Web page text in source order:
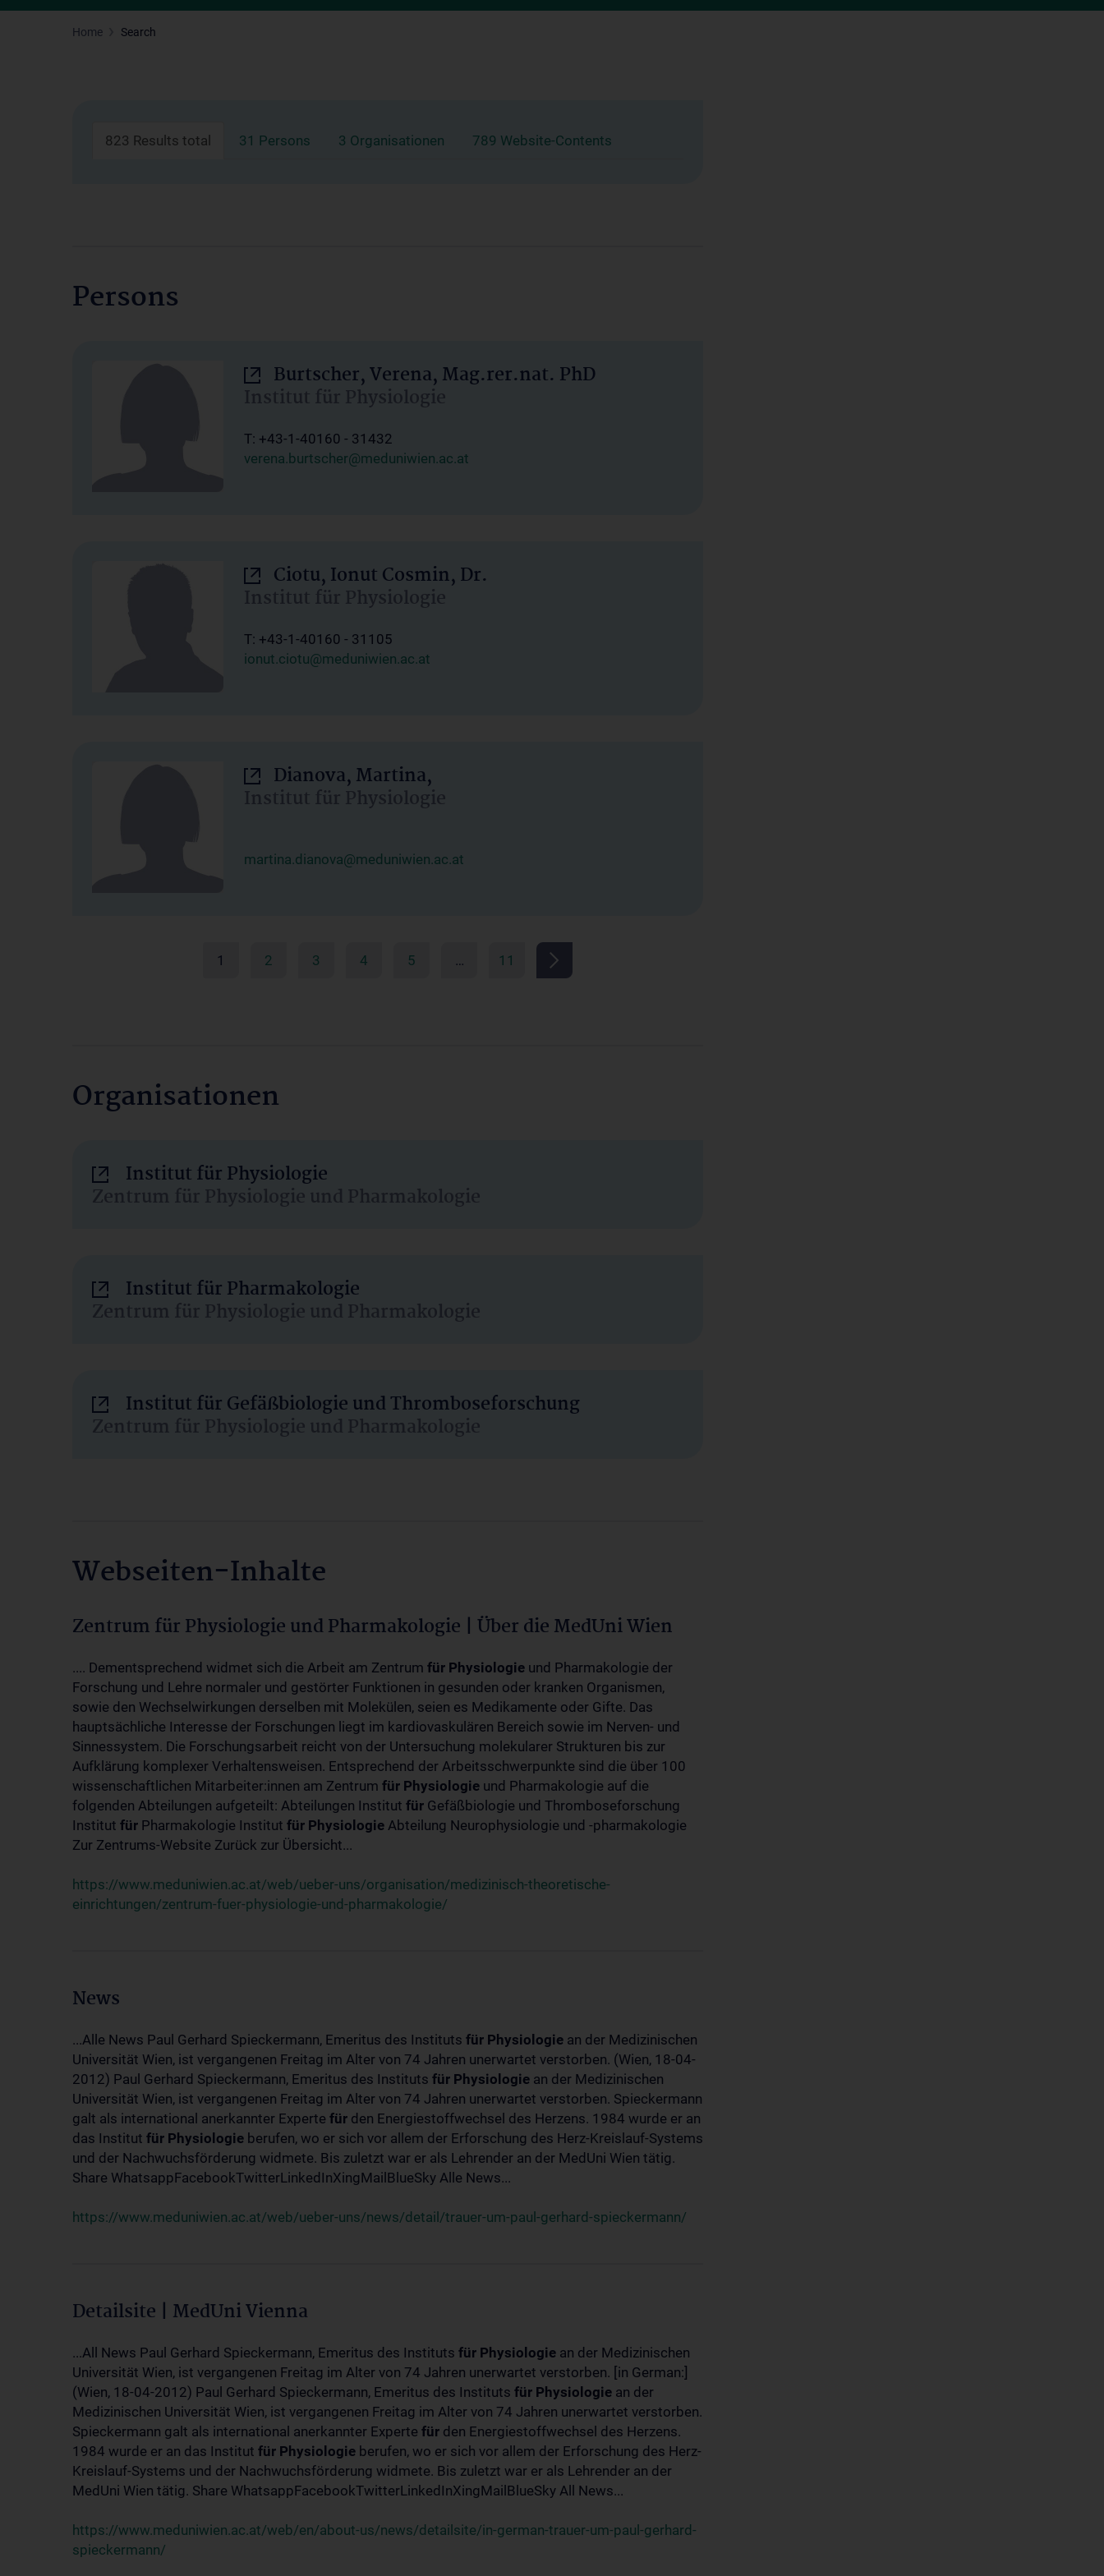
Home Search
823 Results total 31 Persons 3 Organisationen 789 Website-Contents
Persons
Burtscher, Verena, Mag.rer.nat. PhD
Institut für Physiologie
T: +43-1-40160 - 31432
verena.burtscher@meduniwien.ac.at
Ciotu, Ionut Cosmin, Dr.
Institut für Physiologie
T: +43-1-40160 - 31105
ionut.ciotu@meduniwien.ac.at
Dianova, Martina,
Institut für Physiologie
martina.dianova@meduniwien.ac.at
1 2 3 4 5 … 11
Organisationen
Institut für Physiologie
Zentrum für Physiologie und Pharmakologie
Institut für Pharmakologie
Zentrum für Physiologie und Pharmakologie
Institut für Gefäßbiologie und Thromboseforschung
Zentrum für Physiologie und Pharmakologie
Webseiten-Inhalte
Zentrum für Physiologie und Pharmakologie | Über die MedUni Wien
.... Dementsprechend widmet sich die Arbeit am Zentrum für Physiologie und Pharmakologie der
Forschung und Lehre normaler und gestörter Funktionen in gesunden oder kranken Organismen,
sowie den Wechselwirkungen derselben mit Molekülen, seien es Medikamente oder Gifte. Das
hauptsächliche Interesse der Forschungen liegt im kardiovaskulären Bereich sowie im Nerven- und
Sinnessystem. Die Forschungsarbeit reicht von der Untersuchung molekularer Strukturen bis zur
Aufklärung komplexer Verhaltensweisen. Entsprechend der Arbeitsschwerpunkte sind die über 100
wissenschaftlichen Mitarbeiter:innen am Zentrum für Physiologie und Pharmakologie auf die
folgenden Abteilungen aufgeteilt: Abteilungen Institut für Gefäßbiologie und Thromboseforschung
Institut für Pharmakologie Institut für Physiologie Abteilung Neurophysiologie und -pharmakologie
Zur Zentrums-Website Zurück zur Übersicht...
https://www.meduniwien.ac.at/web/ueber-uns/organisation/medizinisch-theoretische-
einrichtungen/zentrum-fuer-physiologie-und-pharmakologie/
News
...Alle News Paul Gerhard Spieckermann, Emeritus des Instituts für Physiologie an der Medizinischen
Universität Wien, ist vergangenen Freitag im Alter von 74 Jahren unerwartet verstorben. (Wien, 18-04-
2012) Paul Gerhard Spieckermann, Emeritus des Instituts für Physiologie an der Medizinischen
Universität Wien, ist vergangenen Freitag im Alter von 74 Jahren unerwartet verstorben. Spieckermann
galt als international anerkannter Experte für den Energiestoffwechsel des Herzens. 1984 wurde er an
das Institut für Physiologie berufen, wo er sich vor allem der Erforschung des Herz-Kreislauf-Systems
und der Nachwuchsförderung widmete. Bis zuletzt war er als Lehrender an der MedUni Wien tätig.
Share WhatsappFacebookTwitterLinkedInXingMailBlueSky Alle News...
https://www.meduniwien.ac.at/web/ueber-uns/news/detail/trauer-um-paul-gerhard-spieckermann/
Detailsite | MedUni Vienna
...All News Paul Gerhard Spieckermann, Emeritus des Instituts für Physiologie an der Medizinischen
Universität Wien, ist vergangenen Freitag im Alter von 74 Jahren unerwartet verstorben. [in German:]
(Wien, 18-04-2012) Paul Gerhard Spieckermann, Emeritus des Instituts für Physiologie an der
Medizinischen Universität Wien, ist vergangenen Freitag im Alter von 74 Jahren unerwartet verstorben.
Spieckermann galt als international anerkannter Experte für den Energiestoffwechsel des Herzens.
1984 wurde er an das Institut für Physiologie berufen, wo er sich vor allem der Erforschung des Herz-
Kreislauf-Systems und der Nachwuchsförderung widmete. Bis zuletzt war er als Lehrender an der
MedUni Wien tätig. Share WhatsappFacebookTwitterLinkedInXingMailBlueSky All News...
https://www.meduniwien.ac.at/web/en/about-us/news/detailsite/in-german-trauer-um-paul-gerhard-
spieckermann/